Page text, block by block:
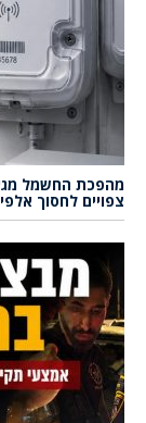
מהפכת החשמל
צפויים לחסוך